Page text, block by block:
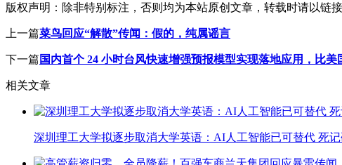
版权声明： 除非特别标注，否则均为本站原创文章，转载时请以链
上一篇菜鸟回应“解散”传闻：假的，纯属谣言
下一篇 国内首个 24 小时台风快速增强预报模型实现落地应用，比
相关文章
深圳理工大学拟逐步取消大学英语：AI人工智能已可替代 死记